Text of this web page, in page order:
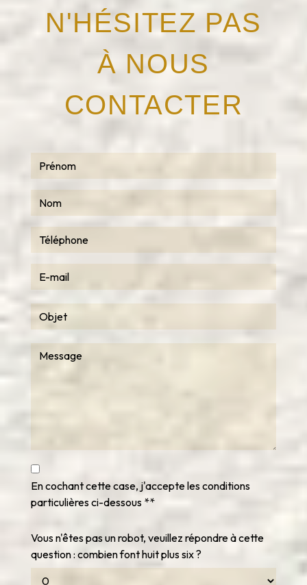
N'HÉSITEZ PAS
À NOUS
CONTACTER
En cochant cette case, j'accepte les conditions
particulières ci-dessous **
Vous n'êtes pas un robot, veuillez répondre à cette
question : combien font huit plus six ?